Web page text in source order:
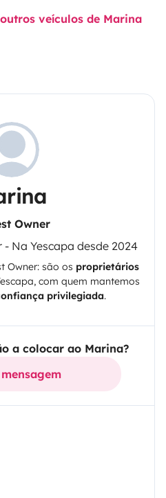
veículos de Marina
Owner
Na Yescapa desde 2024
Owner: são os proprietários
, com quem mantemos
privilegiada.
a colocar ao Marina?